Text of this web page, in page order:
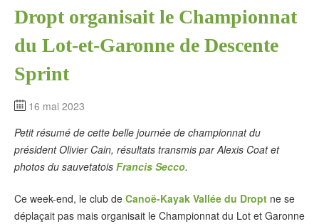
Archives
Dropt organisait le Championnat
du Lot-et-Garonne de Descente
Sprint
16 mai 2023
Petit résumé de cette belle journée de championnat du
président Olivier Cain, résultats transmis par Alexis Coat et
photos du sauvetatois Francis Secco.
Ce week-end, le club de Canoë-Kayak Vallée du Dropt ne se
déplaçait pas mais organisait le Championnat du Lot et Garonne